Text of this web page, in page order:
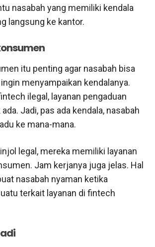
nasabah yang memiliki kendala
langsung ke kantor.
itu penting agar nasabah bisa
menyampaikan kendalanya.
ilegal, layanan pengaduan
Jadi, pas ada kendala, nasabah
ke mana-mana.
legal, mereka memiliki layanan
Jam kerjanya juga jelas. Hal
nasabah nyaman ketika
terkait layanan di fintech